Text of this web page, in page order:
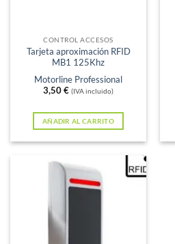
CONTROL ACCESOS
Tarjeta aproximación RFID
MB1 125Khz
Motorline Professional
3,50€ (IVA incluido)
AÑADIR AL CARRITO